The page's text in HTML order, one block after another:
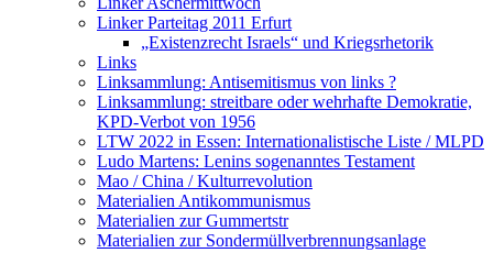
Linker Parteitag 2011 Erfurt
„Existenzrecht Israels“ und Kriegsrhetorik
Links
Linksammlung: Antisemitismus von links ?
Linksammlung: streitbare oder wehrhafte Demokratie,
KPD-Verbot von 1956
LTW 2022 in Essen: Internationalistische Liste / MLPD
Ludo Martens: Lenins sogenanntes Testament
Mao / China / Kulturrevolution
Materialien Antikommunismus
Materialien zur Gummertstr
Materialien zur Sondermüllverbrennungsanlage